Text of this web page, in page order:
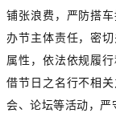
铺张浪费，严防搭
办节主体责任，密
属性，依法依规履
借节日之名行不相
会、论坛等活动，严